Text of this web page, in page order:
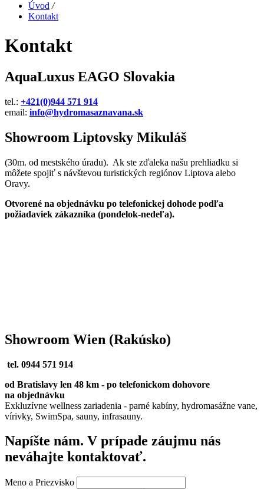
Úvod /
Kontakt
Kontakt
AquaLuxus EAGO Slovakia
tel.: +421(0)944 571 914
email: info@hydromasaznavana.sk
Showroom Liptovsky Mikuláš
(30m. od mestského úradu). Ak ste zďaleka našu prehliadku si
môžete spojiť s návštevou turistických regiónov Liptova alebo
Oravy.
Otvorené na objednávku po telefonickej dohode podľa
požiadaviek zákazníka (pondelok-nedeľa).
Showroom Wien (Rakúsko)
tel. 0944 571 914
od Bratislavy len 48 km - po telefonickom dohovore
na objednávku
Exkluzívne wellness zariadenia - parné kabíny, hydromasážne vane,
vírivky, SwimSpa, sauny, infrasauny.
Napíšte nám. V prípade záujmu nás
neváhajte kontaktovať.
Meno a Priezvisko